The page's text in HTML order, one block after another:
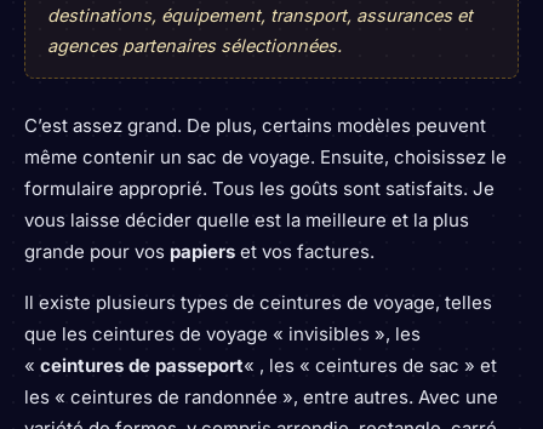
destinations, équipement, transport, assurances et
agences partenaires sélectionnées.
C’est assez grand. De plus, certains modèles peuvent
même contenir un sac de voyage. Ensuite, choisissez le
formulaire approprié. Tous les goûts sont satisfaits. Je
vous laisse décider quelle est la meilleure et la plus
grande pour vos papiers et vos factures.
Il existe plusieurs types de ceintures de voyage, telles
que les ceintures de voyage « invisibles », les
« ceintures de passeport« , les « ceintures de sac » et
les « ceintures de randonnée », entre autres. Avec une